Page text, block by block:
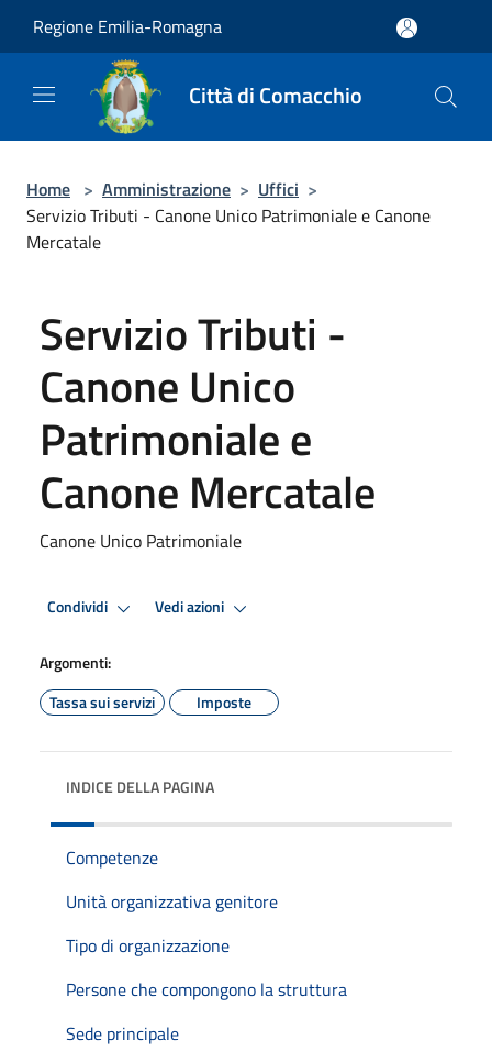
Regione Emilia-Romagna
Città di Comacchio
Home > Amministrazione > Uffici >
Servizio Tributi - Canone Unico Patrimoniale e Canone
Mercatale
Servizio Tributi -
Canone Unico
Patrimoniale e
Canone Mercatale
Canone Unico Patrimoniale
Condividi Vedi azioni
Argomenti:
Tassa sui servizi
Imposte
INDICE DELLA PAGINA
Competenze
Unità organizzativa genitore
Tipo di organizzazione
Persone che compongono la struttura
Sede principale